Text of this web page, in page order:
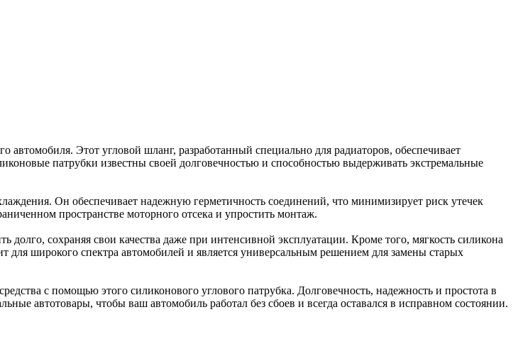
Этот угловой шланг, разработанный специально для радиаторов, обеспечивает
патрубки известны своей долговечностью и способностью выдерживать экстремальные
Он обеспечивает надежную герметичность соединений, что минимизирует риск утечек
пространстве моторного отсека и упростить монтаж.
сохраняя свои качества даже при интенсивной эксплуатации. Кроме того, мягкость силикона
широкого спектра автомобилей и является универсальным решением для замены старых
с помощью этого силиконового углового патрубка. Долговечность, надежность и простота в
автотовары, чтобы ваш автомобиль работал без сбоев и всегда оставался в исправном состоянии.